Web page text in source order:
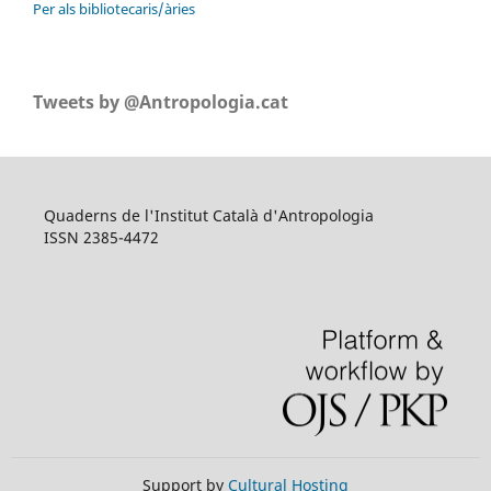
Per als bibliotecaris/àries
Tweets by @Antropologia.cat
Quaderns de l'Institut Català d'Antropologia
ISSN 2385-4472
Support by Cultural Hosting